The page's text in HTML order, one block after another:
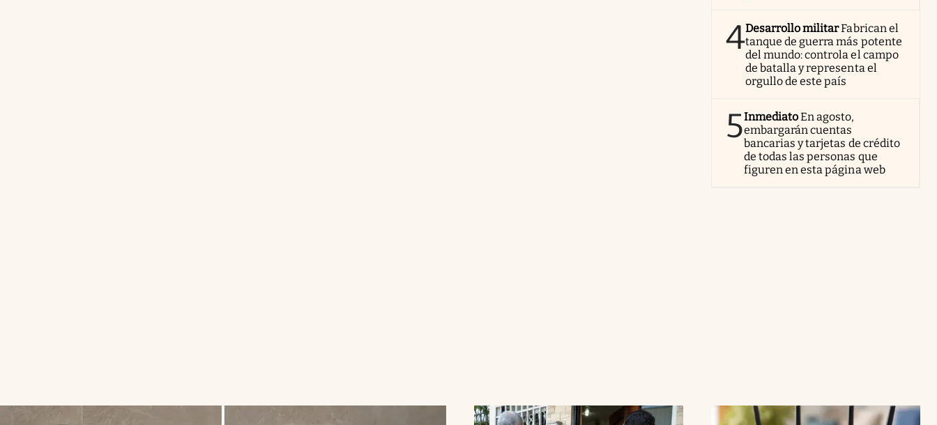
4Desarrollo militarFabrican el
tanque de guerra más potente
del mundo: controla el campo
de batalla y representa el
orgullo de este país
5InmediatoEn agosto,
embargarán cuentas
bancarias y tarjetas de crédito
de todas las personas que
figuren en esta página web